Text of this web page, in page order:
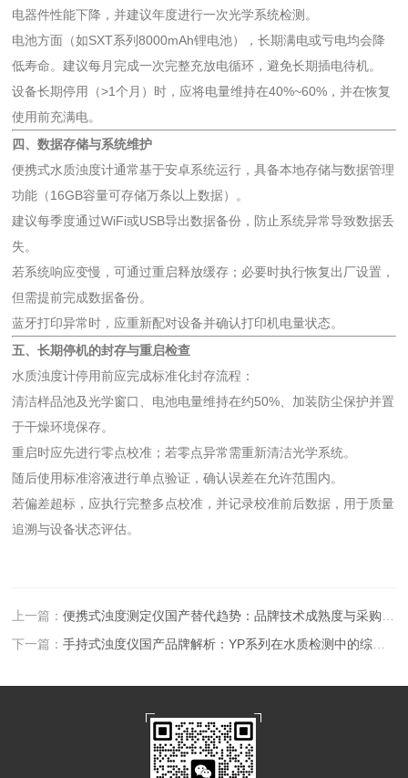
电器件性能下降，并建议年度进行一次光学系统检测。
电池方面（如SXT系列8000mAh锂电池），长期满电或亏电均会降
低寿命。建议每月完成一次完整充放电循环，避免长期插电待机。
设备长期停用（>1个月）时，应将电量维持在40%~60%，并在恢复
使用前充满电。
四、数据存储与系统维护
便携式水质浊度计通常基于安卓系统运行，具备本地存储与数据管理
功能（16GB容量可存储万条以上数据）。
建议每季度通过WiFi或USB导出数据备份，防止系统异常导致数据丢
失。
若系统响应变慢，可通过重启释放缓存；必要时执行恢复出厂设置，
但需提前完成数据备份。
蓝牙打印异常时，应重新配对设备并确认打印机电量状态。
五、长期停机的封存与重启检查
水质浊度计停用前应完成标准化封存流程：
清洁样品池及光学窗口、电池电量维持在约50%、加装防尘保护并置
于干燥环境保存。
重启时应先进行零点校准；若零点异常需重新清洁光学系统。
随后使用标准溶液进行单点验证，确认误差在允许范围内。
若偏差超标，应执行完整多点校准，并记录校准前后数据，用于质量
追溯与设备状态评估。
上一篇：便携式浊度测定仪国产替代趋势：品牌技术成熟度与采购决策影响因素分析
下一篇：手持式浊度仪国产品牌解析：YP系列在水质检测中的综合表现评测